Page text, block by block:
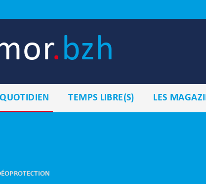
.bzh
TEMPS LIBRE(S) LES